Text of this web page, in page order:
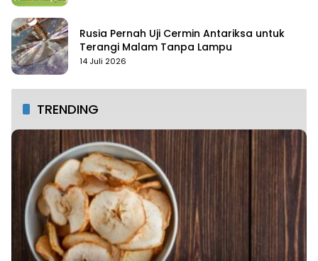
Rusia Pernah Uji Cermin Antariksa untuk
Terangi Malam Tanpa Lampu
14 Juli 2026
TRENDING